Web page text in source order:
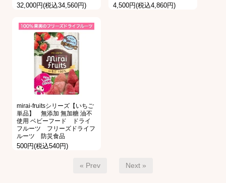
32,000円(税込34,560円) 4,500円(税込4,860円)
mirai-fruitsシリーズ【いちご
単品】 無添加 無加糖 油不
使用 ベビーフード ドライ
フルーツ フリーズドライフ
ルーツ 防災食品
500円(税込540円)
« Prev Next »